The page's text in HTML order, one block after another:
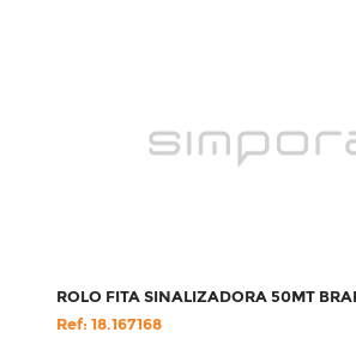
ROLO FITA SINALIZADORA 50MT
Ref: 18.167168